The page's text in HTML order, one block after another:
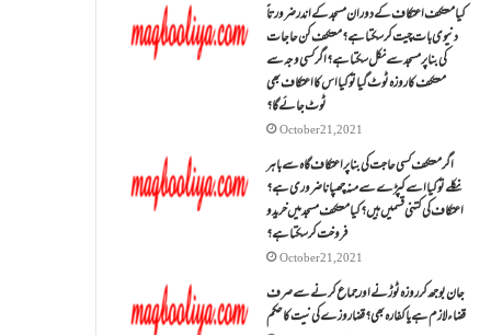
کیا معتکف اعتکاف کے دوران مسجد کے اندر ضرورتاً
دنیوی بات چیت کر سکتا ہے؟معتکف کن حاجات
کی بنا پر مسجد سے نکل سکتا ہے؟ اگر کسی وجہ سے
معتکف کا روزہ ٹوٹ گیا تو کیا اس کا اعتکاف بھی
ٹوٹ جائے گا؟
October 21, 2021
اگر معتکف کسی حاجت کی بنا پر اعتکاف گاہ سے باہر
نکلے تو کیا اسے کپڑے سے منہ چھپانا ضروری ہے؟
اعتکاف کی کتنی قسمیں ہیں؟کیا معتکف مسجد میں خرید و
فروخت کر سکتا ہے؟
October 21, 2021
جان بوجھ کر روزہ ٹوڑنے اور جماع کرنے سے صرف
قضاء لازم ہے یا کفارہ بھی؟ قضا روزے کی نیت کا حکم